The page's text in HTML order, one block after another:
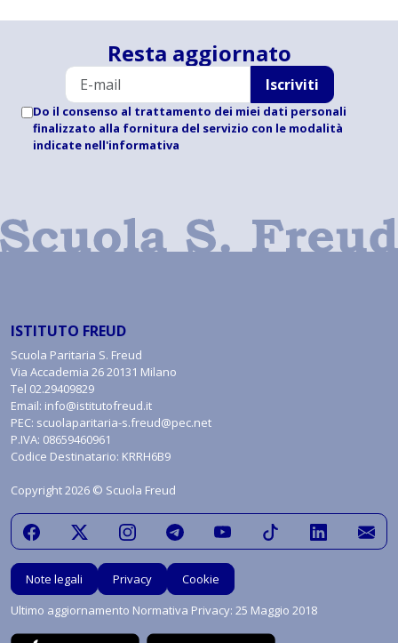
Resta aggiornato
Iscriviti
Do il consenso al trattamento dei miei dati personali
finalizzato alla fornitura del servizio con le modalità
indicate nell'informativa
ISTITUTO FREUD
Scuola Paritaria S. Freud
Via Accademia 26 20131 Milano
Tel 02.29409829
Email: info@istitutofreud.it
PEC: scuolaparitaria-s.freud@pec.net
P.IVA: 08659460961
Codice Destinatario: KRRH6B9
Copyright 2026 © Scuola Freud
Note legali Privacy
Cookie
Ultimo aggiornamento Normativa Privacy: 25 Maggio 2018